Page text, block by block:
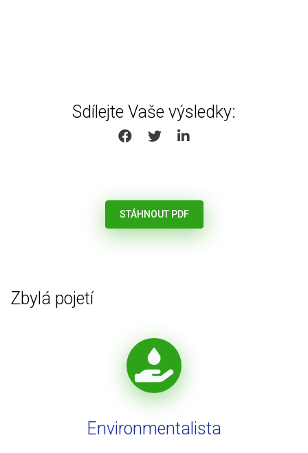
Sdílejte Vaše výsledky:
SHARE ON FACEBOOK
SHARE ON TWITTER
SHARE ON LINKEDIN
STÁHNOUT PDF
Zbylá pojetí
Environmentalista